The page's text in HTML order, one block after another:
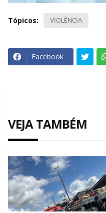
Tópicos: VİOLÊNCİA
Facebook
VEJA TAMBÉM